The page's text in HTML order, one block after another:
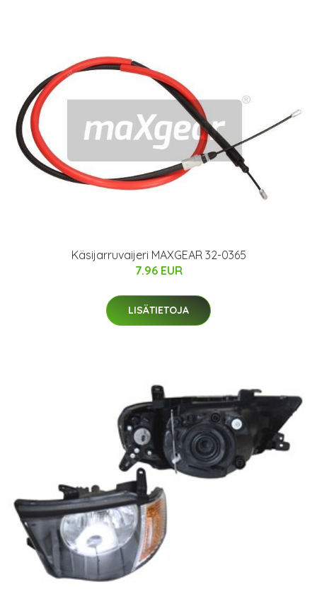
Käsijarruvaijeri MAXGEAR 32-0365
7.96 EUR
LISÄTIETOJA